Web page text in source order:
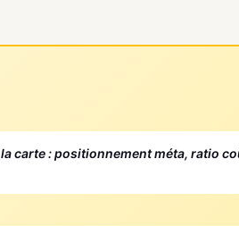
carte : positionnement méta, ratio